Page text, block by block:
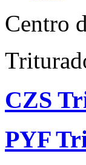
Centro
CZS
PYF